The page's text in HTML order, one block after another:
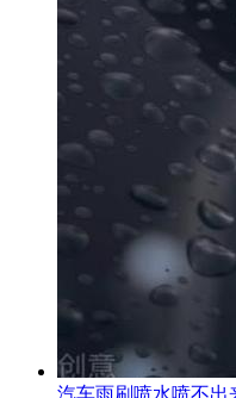
汽车雨刷喷水喷不出